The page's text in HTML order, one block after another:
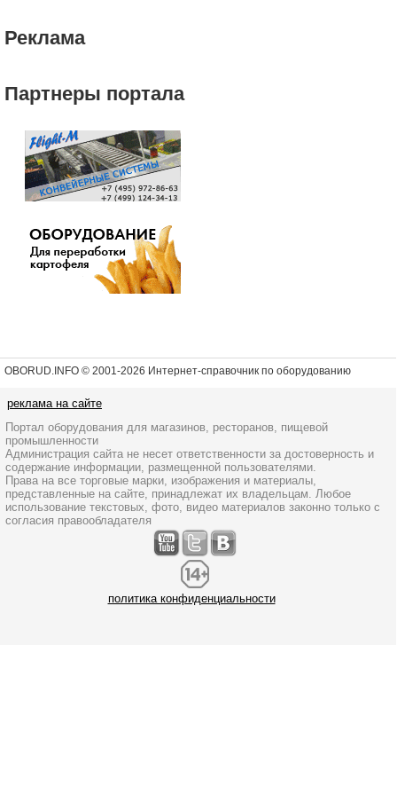
Реклама
Партнеры портала
OBORUD.INFO © 2001-2026 Интернет-справочник по оборудованию
реклама на сайте
Портал оборудования для магазинов, ресторанов, пищевой
промышленности
Администрация сайта не несет ответственности за достоверность и
содержание информации, размещенной пользователями.
Права на все торговые марки, изображения и материалы,
представленные на сайте, принадлежат их владельцам. Любое
использование текстовых, фото, видео материалов законно только с
согласия правообладателя
политика конфиденциальности